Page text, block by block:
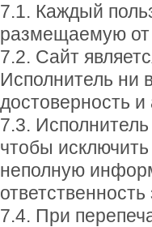
7.1. Каждый
размещаемую от
7.2. Сайт
Исполнитель ни
достоверность и
7.3.
чтобы
неполную
7.4. При